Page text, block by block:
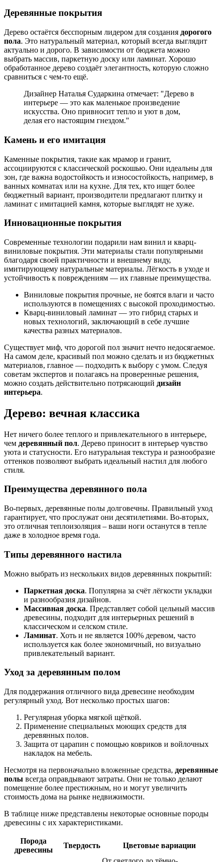
Деревянные покрытия
Дерево остаётся бесспорным лидером для создания дорогого
пола. Это натуральный материал, который всегда выглядит
актуально и дорого. В зависимости от бюджета можно
выбрать массив, паркетную доску или ламинат. Хорошо
обработанное дерево создаёт элегантность, которую сложно
сравниться с чем-то ещё.
Дизайнер Наталья Сударкина отмечает: "Дерево в
интерьере — это как маленькое произведение
искусства. Оно привносит тепло и уют в дом,
делая его настоящим гнездом."
Камень и его имитация
Каменные покрытия, такие как мрамор и гранит,
ассоциируются с классической роскошью. Они идеальны для
зон, где важна водостойкость и износостойкость, например, в
ванных комнатах или на кухне. Для тех, кто ищет более
бюджетный вариант, производители предлагают плитку и
ламинат с имитацией камня, которые выглядят не хуже.
Инновационные покрытия
Современные технологии подарили нам винил и кварц-
виниловые покрытия. Эти материалы стали популярными
благодаря своей практичности и внешнему виду,
имитирующему натуральные материалы. Лёгкость в уходе и
устойчивость к повреждениям — их главные преимущества.
Виниловые покрытия прочные, не боятся влаги и часто
используются в помещениях с высокой проходимостью.
Кварц-виниловый ламинат — это гибрид старых и
новых технологий, заключающий в себе лучшие
качества разных материалов.
Существует миф, что дорогой пол значит нечто недосягаемое.
На самом деле, красивый пол можно сделать и из бюджетных
материалов, главное — подходить к выбору с умом. Следуя
советам экспертов и полагаясь на проверенные решения,
можно создать действительно потрясающий дизайн
интерьера.
Дерево: вечная классика
Нет ничего более теплого и привлекательного в интерьере,
чем деревянный пол. Дерево приносит в интерьер чувство
уюта и статусности. Его натуральная текстура и разнообразие
оттенков позволяют выбрать идеальный настил для любого
стиля.
Преимущества деревянного пола
Во-первых, деревянные полы долговечны. Правильный уход
гарантирует, что прослужат они десятилетиями. Во-вторых,
это отличная теплоизоляция – ваши ноги останутся в тепле
даже в холодное время года.
Типы деревянного настила
Можно выбрать из нескольких видов деревянных покрытий:
Паркетная доска. Популярна за счёт лёгкости укладки
и разнообразия дизайнов.
Массивная доска. Представляет собой цельный массив
древесины, подходит для интерьерных решений в
классическом и селском стиле.
Ламинат. Хоть и не является 100% деревом, часто
используется как более экономичный, но визуально
привлекательный вариант.
Уход за деревянным полом
Для поддержания отличного вида древесине необходим
регулярный уход. Вот несколько простых шагов:
Регулярная уборка мягкой щёткой.
Применение специальных моющих средств для
деревянных полов.
Защита от царапин с помощью ковриков и войлочных
накладок на мебель.
Несмотря на первоначально вложенные средства, деревянные
полы всегда оправдывают затраты. Они не только делают
помещение более престижным, но и могут увеличить
стоимость дома на рынке недвижимости.
В таблице ниже представлены некоторые основные породы
древесины с их характеристиками.
Порода
древесины
Твердость Цветовые вариации